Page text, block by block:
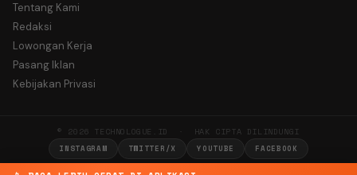
Tentang Kami
Redaksi
Lowongan Kerja
Pasang Iklan
Kebijakan Privasi
© 2026 TECHNOLOGUE.ID · HAK CIPTA DILINDUNGI
INSTAGRAM TWITTER/X YOUTUBE FACEBOOK